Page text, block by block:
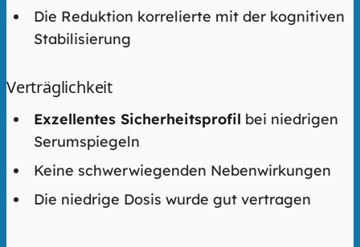
Die Reduktion korrelierte mit der kognitiven
Stabilisierung
Verträglichkeit
Exzellentes Sicherheitsprofil bei niedrigen
Serumspiegeln
Keine schwerwiegenden Nebenwirkungen
Die niedrige Dosis wurde gut vertragen